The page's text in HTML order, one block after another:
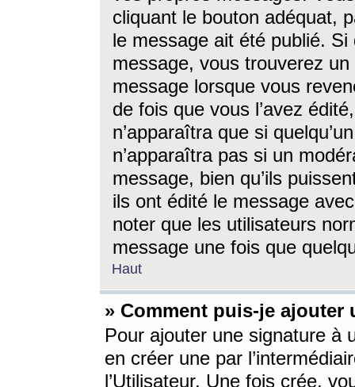
cliquant le bouton adéquat,
le message ait été publié. Si
message, vous trouverez
message lorsque vous
de fois que vous l’avez
n’apparaîtra que si
n’apparaîtra pas si un
message, bien qu’ils
ils ont édité le message
noter que les utilisateurs
message une fois que
Haut
» Comment puis-je ajouter
Pour ajouter une signature à
en créer une par
l’Utilisateur. Une fois crée,